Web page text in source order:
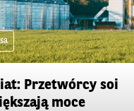
Przetwórcy soi
moce